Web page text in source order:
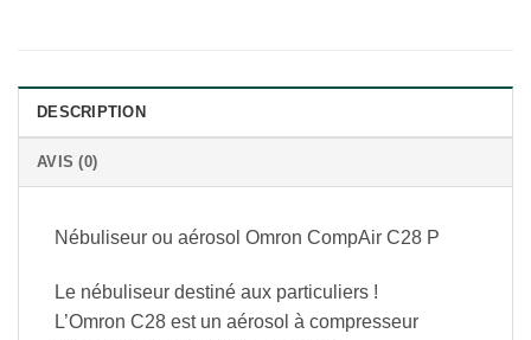
DESCRIPTION
AVIS (0)
Nébuliseur ou aérosol Omron CompAir C28 P
Le nébuliseur destiné aux particuliers !
L’Omron C28 est un aérosol à compresseur